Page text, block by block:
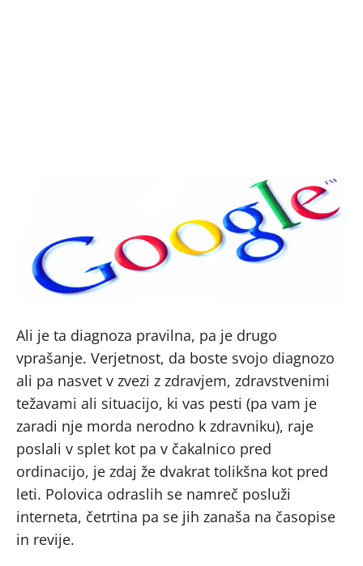
Ali je ta diagnoza pravilna, pa je drugo
vprašanje. Verjetnost, da boste svojo diagnozo
ali pa nasvet v zvezi z zdravjem, zdravstvenimi
težavami ali situacijo, ki vas pesti (pa vam je
zaradi nje morda nerodno k zdravniku), raje
poslali v splet kot pa v čakalnico pred
ordinacijo, je zdaj že dvakrat tolikšna kot pred
leti. Polovica odraslih se namreč posluži
interneta, četrtina pa se jih zanaša na časopise
in revije.